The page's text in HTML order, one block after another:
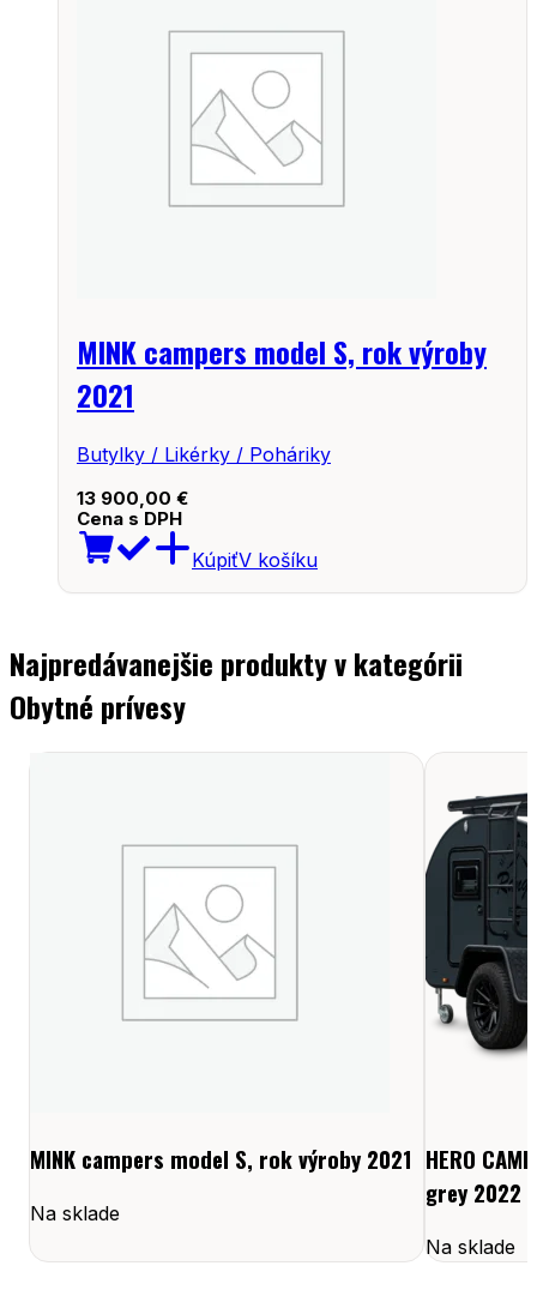
MINK campers model S, rok výroby
2021
Butylky / Likérky / Poháriky
13 900,00 €
Cena s DPH
KúpiťV košíku
Najpredávanejšie produkty v kategórii
Obytné prívesy
MINK campers model S, rok výroby 2021
Na sklade
HERO
grey 2022
Na sklade